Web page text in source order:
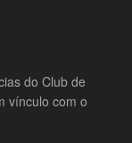
do Club de
vínculo com o